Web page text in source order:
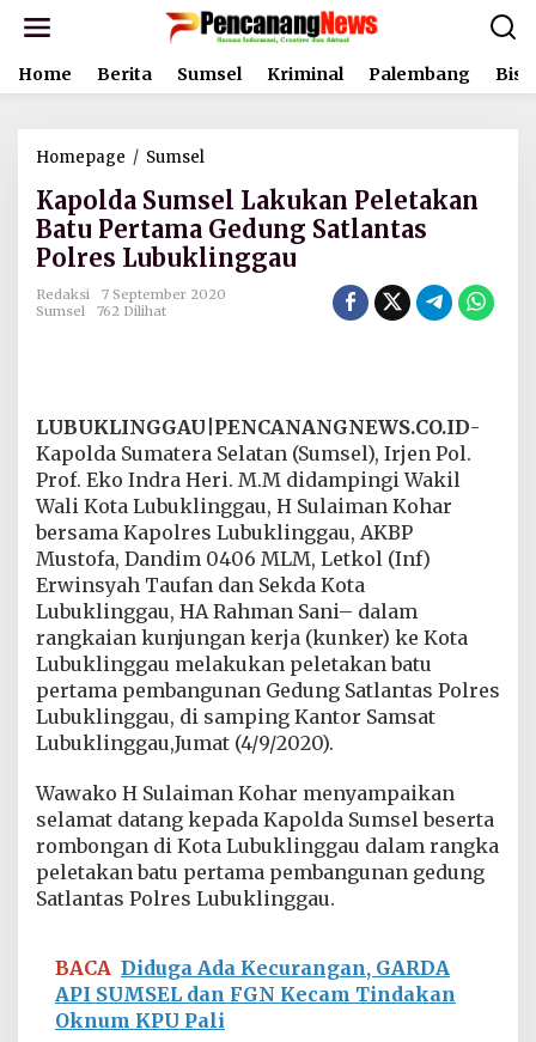
t
Home Berita Sumsel Kriminal Palembang
Homepage / Sumsel
p
o
l
d
a
L
a
k
u
a
n
P
e
l
e
t
a
k
a
a
t
u
P
r
m
a
G
Kapolda Sumsel Lakukan Peletakan
Batu Pertama Gedung Satlantas
Polres Lubuklinggau
Redaksi
7 September 2020
Sumsel
762 Dilihat
LUBUKLINGGAU|PENCANANGNEWS.CO.ID-
Kapolda Sumatera Selatan (Sumsel), Irjen Pol.
Prof. Eko Indra Heri. M.M didampingi Wakil
Wali Kota Lubuklinggau, H Sulaiman Kohar
bersama Kapolres Lubuklinggau, AKBP
Mustofa, Dandim 0406 MLM, Letkol (Inf)
Erwinsyah Taufan dan Sekda Kota
Lubuklinggau, HA Rahman Sani– dalam
rangkaian kunjungan kerja (kunker) ke Kota
Lubuklinggau melakukan peletakan batu
pertama pembangunan Gedung Satlantas Polres
Lubuklinggau, di samping Kantor Samsat
Lubuklinggau,Jumat (4/9/2020).
Wawako H Sulaiman Kohar menyampaikan
selamat datang kepada Kapolda Sumsel beserta
rombongan di Kota Lubuklinggau dalam rangka
peletakan batu pertama pembangunan gedung
Satlantas Polres Lubuklinggau.
BACA Diduga Ada Kecurangan, GARDA
API SUMSEL dan FGN Kecam Tindakan
Oknum KPU Pali